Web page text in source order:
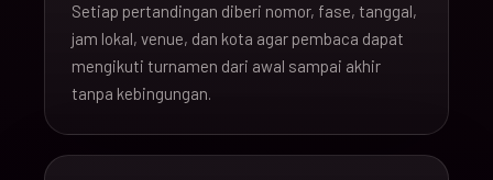
Setiap pertandingan diberi nomor, fase, tanggal,
jam lokal, venue, dan kota agar pembaca dapat
mengikuti turnamen dari awal sampai akhir
tanpa kebingungan.